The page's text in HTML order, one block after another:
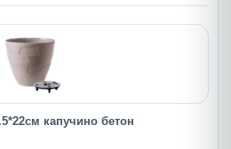
капучино бетон